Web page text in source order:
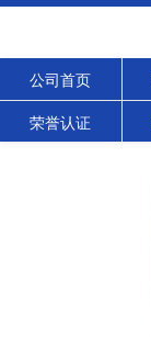
公司首页
荣誉认证